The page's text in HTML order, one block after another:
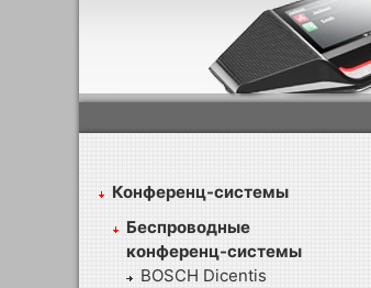
Конференц-системы
Беспроводные
конференц-системы
BOSCH Dicentis